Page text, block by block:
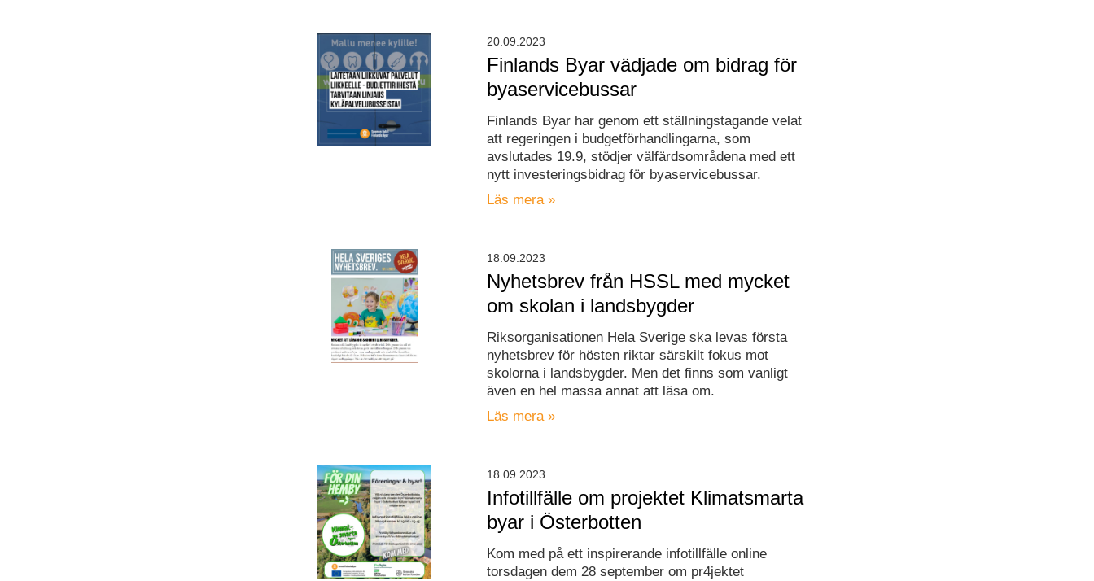
Finlands Byar vädjade om bidrag för
byaservicebussar
Finlands Byar har genom ett ställningstagande velat
att regeringen i budgetförhandlingarna, som
avslutades 19.9, stödjer välfärdsområdena med ett
nytt investeringsbidrag för byaservicebussar.
Läs mera »
20.09.2023
Nyhetsbrev från HSSL med mycket
om skolan i landsbygder
Riksorganisationen Hela Sverige ska levas första
nyhetsbrev för hösten riktar särskilt fokus mot
skolorna i landsbygder. Men det finns som vanligt
även en hel massa annat att läsa om.
Läs mera »
18.09.2023
Infotillfälle om projektet Klimatsmarta
byar i Österbotten
Kom med på ett inspirerande infotillfälle online
torsdagen dem 28 september om pr4jektet
18.09.2023